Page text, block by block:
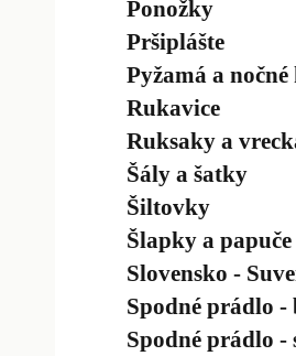
Ponožky
Pršiplášte
Pyžamá a nočné
Rukavice
Ruksaky a
Šály a šatky
Šiltovky
Šlapky a papuče
Slovensko -
Spodné prádlo
Spodné prádlo